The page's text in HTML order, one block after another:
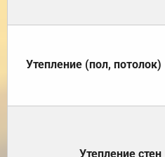
Утепление (пол, потолок)
Утепление стен